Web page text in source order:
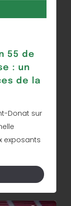
55 de
: un
de la
Donat sur
exposants